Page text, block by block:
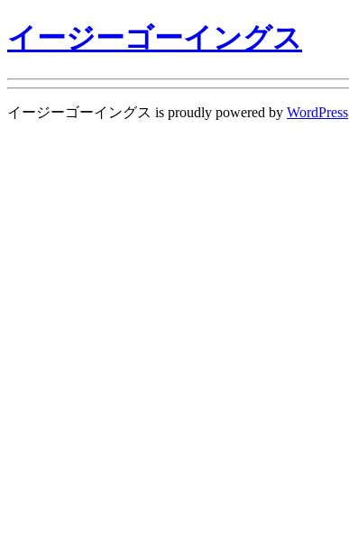
イージーゴーイングス
イージーゴーイングス is proudly powered by WordPress